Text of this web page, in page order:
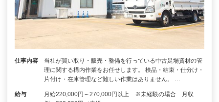
仕事内容
当社が買い取り・販売・整備を行っている中古足場資材の管
理に関する構内作業をお任せします。 検品・結束・仕分け・
片付け・在庫管理など難しい作業はありません。 …
給与
月給220,000円～270,000円以上 ※未経験の場合 月収